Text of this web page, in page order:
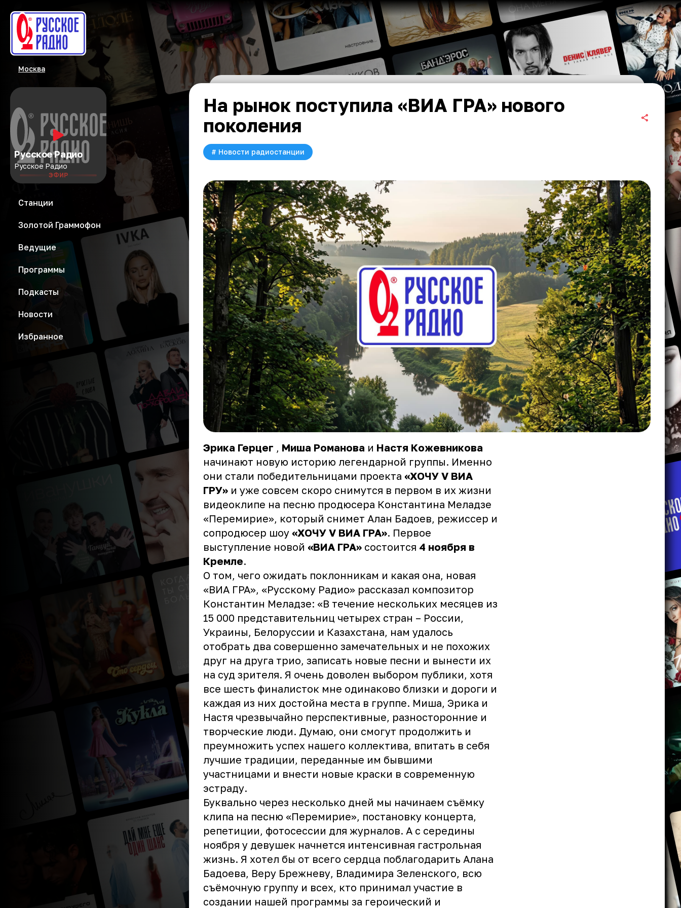
Москва
Русское Радио
Русское Радио
ЭФИР
Станции
Золотой Граммофон
Ведущие
Программы
Подкасты
Новости
Избранное
На рынок поступила «ВИА ГРА» нового
поколения
# Новости радиостанции
Эрика Герцег Миша Романова и Настя Кожевникова
начинают новую историю легендарной группы. Именно
они стали победительницами проекта «ХОЧУ V ВИА
ГРУ» и уже совсем скоро снимутся в первом в их жизни
видеоклипе на песню продюсера Константина Меладзе
«Перемирие», который снимет Алан Бадоев, режиссер и
сопродюсер шоу «ХОЧУ V ВИА ГРА». Первое
выступление новой «ВИА ГРА» состоится 4 ноября в
Кремле.
О том, чего ожидать поклонникам и какая она, новая
«ВИА ГРА», «Русскому Радио» рассказал композитор
Константин Меладзе: «В течение нескольких месяцев из
15 000 представительниц четырех стран – России,
Украины, Белоруссии и Казахстана, нам удалось
отобрать два совершенно замечательных и не похожих
друг на друга трио, записать новые песни и вынести их
на суд зрителя. Я очень доволен выбором публики, хотя
все шесть финалисток мне одинаково близки и дороги и
каждая из них достойна места в группе. Миша, Эрика и
Настя чрезвычайно перспективные, разносторонние и
творческие люди. Думаю, они смогут продолжить и
преумножить успех нашего коллектива, впитать в себя
лучшие традиции, переданные им бывшими
участницами и внести новые краски в современную
эстраду.
Буквально через несколько дней мы начинаем съёмку
клипа на песню «Перемирие», постановку концерта,
репетиции, фотосессии для журналов. А с середины
ноября у девушек начнется интенсивная гастрольная
жизнь. Я хотел бы от всего сердца поблагодарить Алана
Бадоева, Веру Брежневу, Владимира Зеленского, всю
съёмочную группу и всех, кто принимал участие в
создании нашей программы за героический и